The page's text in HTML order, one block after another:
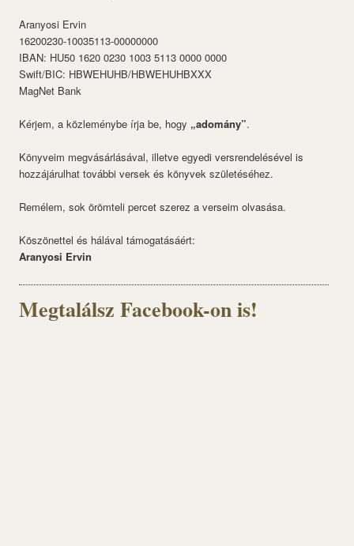
Aranyosi Ervin
16200230-10035113-00000000
IBAN: HU50 1620 0230 1003 5113 0000 0000
Swift/BIC: HBWEHUHB/HBWEHUHBXXX
MagNet Bank
Kérjem, a közleménybe írja be, hogy „adomány”.
Könyveim megvásárlásával, illetve egyedi versrendelésével is
hozzájárulhat további versek és könyvek születéséhez.
Remélem, sok örömteli percet szerez a verseim olvasása.
Köszönettel és hálával támogatásáért:
Aranyosi Ervin
Megtalálsz Facebook-on is!